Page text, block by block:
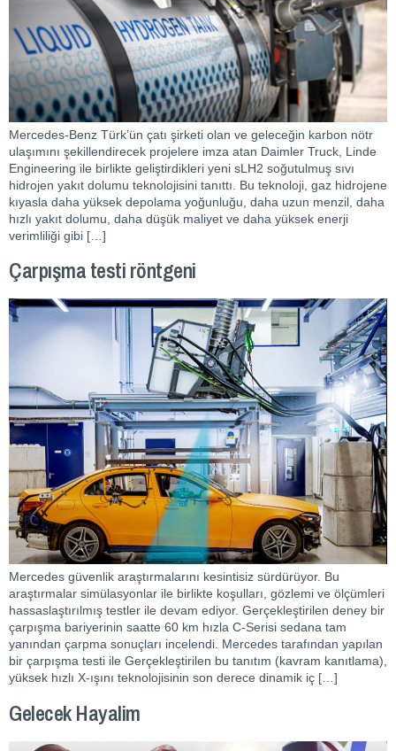
Mercedes-Benz Türk’ün çatı şirketi olan ve geleceğin karbon nötr
ulaşımını şekillendirecek projelere imza atan Daimler Truck, Linde
Engineering ile birlikte geliştirdikleri yeni sLH2 soğutulmuş sıvı
hidrojen yakıt dolumu teknolojisini tanıttı. Bu teknoloji, gaz hidrojene
kıyasla daha yüksek depolama yoğunluğu, daha uzun menzil, daha
hızlı yakıt dolumu, daha düşük maliyet ve daha yüksek enerji
verimliliği gibi […]
Çarpışma testi röntgeni
Mercedes güvenlik araştırmalarını kesintisiz sürdürüyor. Bu
araştırmalar simülasyonlar ile birlikte koşulları, gözlemi ve ölçümleri
hassaslaştırılmış testler ile devam ediyor. Gerçekleştirilen deney bir
çarpışma bariyerinin saatte 60 km hızla C-Serisi sedana tam
yanından çarpma sonuçları incelendi. Mercedes tarafından yapılan
bir çarpışma testi ile Gerçekleştirilen bu tanıtım (kavram kanıtlama),
yüksek hızlı X-ışını teknolojisinin son derece dinamik iç […]
Gelecek Hayalim